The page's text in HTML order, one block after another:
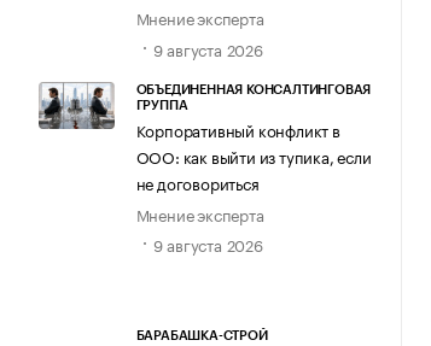
Мнение эксперта
9 августа 2026
ОБЪЕДИНЕННАЯ КОНСАЛТИНГОВАЯ
ГРУППА
Корпоративный конфликт в
ООО: как выйти из тупика, если
не договориться
Мнение эксперта
9 августа 2026
БАРАБАШКА-СТРОЙ